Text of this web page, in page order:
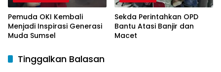
Pemuda OKI Kembali
Menjadi Inspirasi Generasi
Muda Sumsel
Sekda Perintahkan OPD
Bantu Atasi Banjir dan
Macet
Tinggalkan Balasan